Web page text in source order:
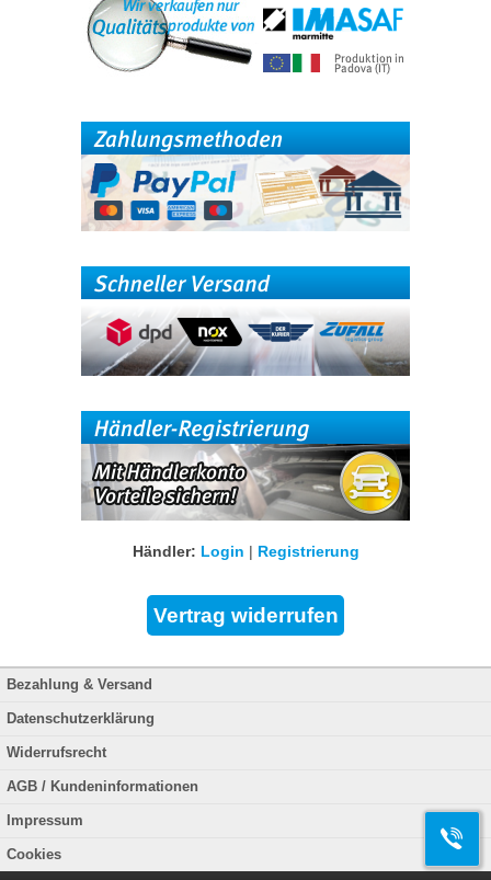
Händler: Login | Registrierung
Bezahlung & Versand
Datenschutzerklärung
Widerrufsrecht
AGB / Kundeninformationen
Impressum
Cookies